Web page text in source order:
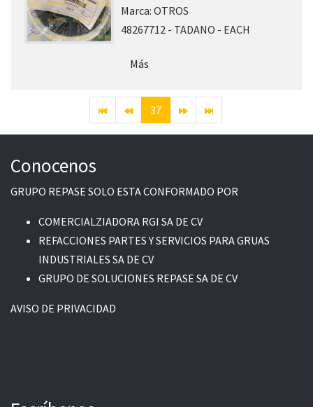
Marca: OTROS
48267712 - TADANO - EACH
Más
37
Conocenos
GRUPO REPASE SOLO ESTA CONFORMADO POR
COMERCIALZIADORA RGI SA DE CV
REFACCIONES PARTES Y SERVICIOS PARA GRUAS
INDUSTRIALES SA DE CV
GRUPO DE SOLUCIONES REPASE SA DE CV
AVISO DE PRIVACIDAD